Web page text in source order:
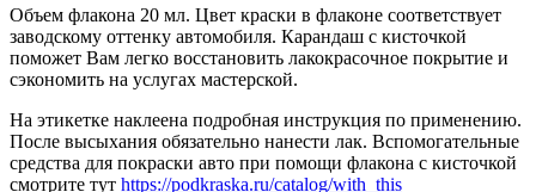
Объем флакона 20 мл. Цвет краски в флаконе соответствует
заводскому оттенку автомобиля. Карандаш с кисточкой
поможет Вам легко восстановить лакокрасочное покрытие и
сэкономить на услугах мастерской.
На этикетке наклеена подробная инструкция по применению.
После высыхания обязательно нанести лак. Вспомогательные
средства для покраски авто при помощи флакона с кисточкой
смотрите тут https://podkraska.ru/catalog/with_this